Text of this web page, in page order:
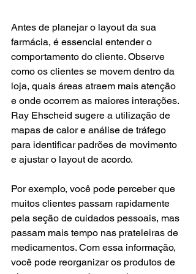
Antes de planejar o layout da sua
farmácia, é essencial entender o
comportamento do cliente. Observe
como os clientes se movem dentro da
loja, quais áreas atraem mais atenção
e onde ocorrem as maiores interações.
Ray Ehscheid sugere a utilização de
mapas de calor e análise de tráfego
para identificar padrões de movimento
e ajustar o layout de acordo.
Por exemplo, você pode perceber que
muitos clientes passam rapidamente
pela seção de cuidados pessoais, mas
passam mais tempo nas prateleiras de
medicamentos. Com essa informação,
você pode reorganizar os produtos de